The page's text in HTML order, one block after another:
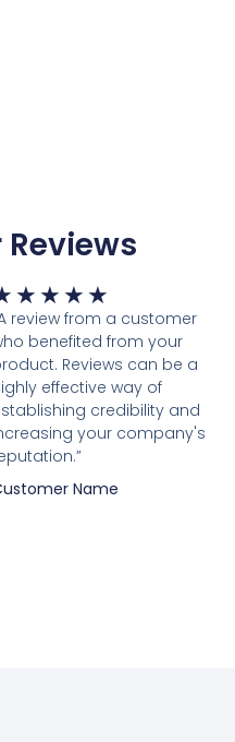
★ ★ ★ ★
5
van
5
review from a customer
benefited from your
Reviews can be a
effective way of
credibility and
your company's
Name